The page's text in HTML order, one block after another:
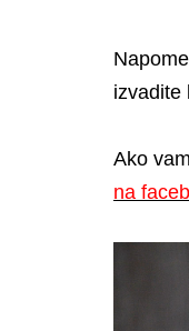
izvadite
Ako
na